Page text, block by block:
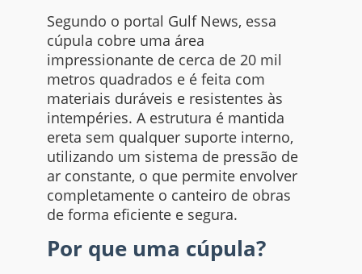
Segundo o portal Gulf News, essa
cúpula cobre uma área
impressionante de cerca de 20 mil
metros quadrados e é feita com
materiais duráveis e resistentes às
intempéries. A estrutura é mantida
ereta sem qualquer suporte interno,
utilizando um sistema de pressão de
ar constante, o que permite envolver
completamente o canteiro de obras
de forma eficiente e segura.
Por que uma cúpula?